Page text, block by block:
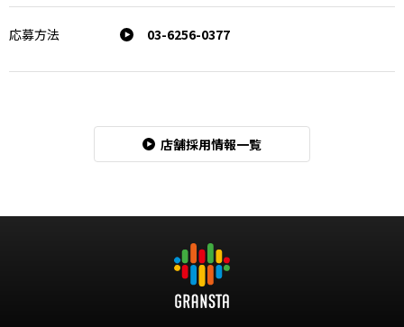
応募方法 03-6256-0377
店舗採用情報一覧